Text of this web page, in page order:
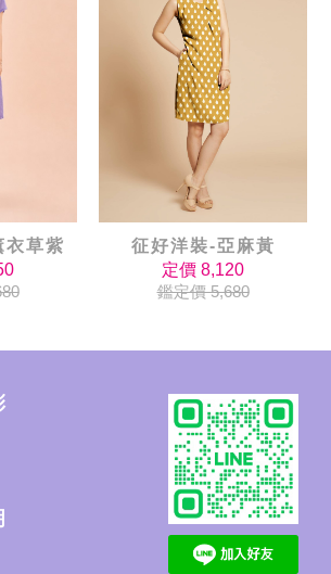
衣草紫
征好洋裝-亞麻黃
定價 8,120
鑑定價 5,680